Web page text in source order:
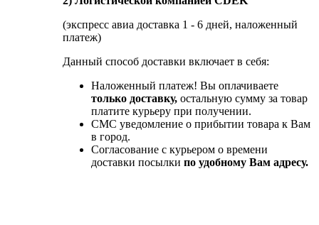
(экспресс авиа доставка 1 - 6 дней, наложенный
платеж)
Данный способ доставки включает в себя:
Наложенный платеж! Вы оплачиваете
только доставку, остальную сумму за товар
платите курьеру при получении.
СМС уведомление о прибытии товара к Вам
в город.
Согласование с курьером о времени
доставки посылки по удобному Вам адресу.